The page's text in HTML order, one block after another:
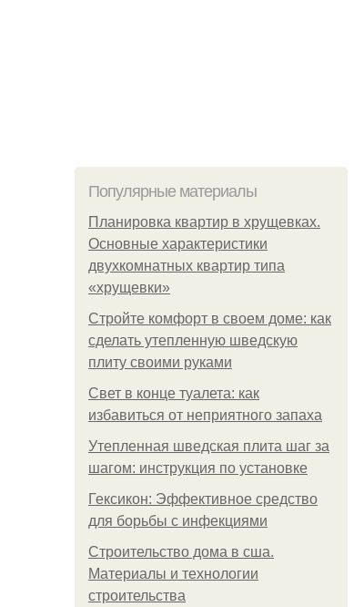
Популярные материалы
Планировка квартир в хрущевках.
Основные характеристики
двухкомнатных квартир типа
«хрущевки»
Стройте комфорт в своем доме: как
сделать утепленную шведскую
плиту своими руками
Свет в конце туалета: как
избавиться от неприятного запаха
Утепленная шведская плита шаг за
шагом: инструкция по установке
Гексикон: Эффективное средство
для борьбы с инфекциями
Строительство дома в сша.
Материалы и технологии
строительства